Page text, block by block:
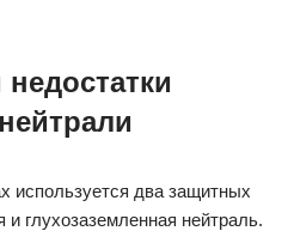
используется два защитных
глухозаземленная нейтраль.